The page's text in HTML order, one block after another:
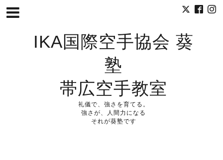
IKA国際空手協会 葵
塾
帯広空手教室
礼儀で、強さを育てる。
強さが、人間力になる
それが葵塾です